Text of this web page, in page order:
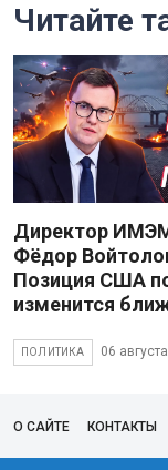
Читайте
Директор
Фёдор
Позиция США
изменится
ПОЛИТИКА 06
О САЙТЕ КОНТАКТЫ